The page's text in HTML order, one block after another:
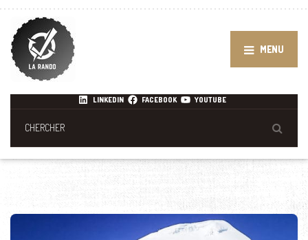
MENU
LINKEDIN FACEBOOK YOUTUBE